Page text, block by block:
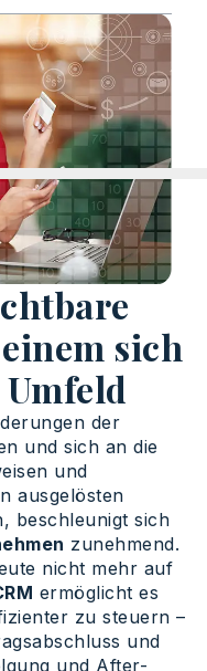
sich
der
und sich an die
und
ausgelösten
beschleunigt sich
zunehmend.
nicht mehr auf
ermöglicht es
zu steuern –
und
und After-